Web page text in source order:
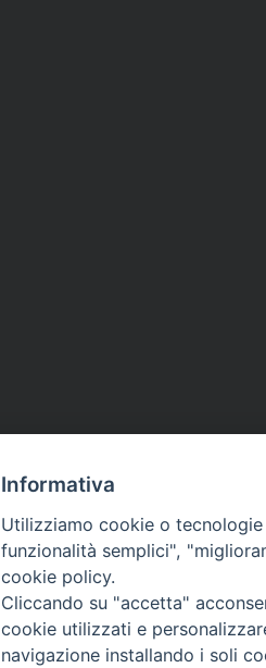
Informativa
Utilizziamo cookie o
funzionalità semplici",
cookie policy.
Cliccando su "accetta"
cookie utilizzati e
navigazione installando i soli